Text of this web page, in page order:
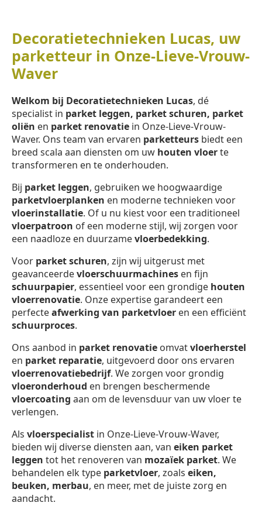
Decoratietechnieken Lucas, uw
parketteur in Onze-Lieve-Vrouw-
Waver
Welkom bij Decoratietechnieken Lucas, dé
specialist in parket leggen, parket schuren, parket
oliën en parket renovatie in Onze-Lieve-Vrouw-
Waver. Ons team van ervaren parketteurs biedt een
breed scala aan diensten om uw houten vloerte
transformeren en te onderhouden.
Bij parket leggen, gebruiken we hoogwaardige
parketvloerplanken en moderne technieken voor
vloerinstallatie. Of u nu kiest voor een traditioneel
vloerpatroon of een moderne stijl, wij zorgen voor
een naadloze en duurzamevloerbedekking.
Voor parket schuren, zijn wij uitgerust met
geavanceerdevloerschuurmachines en fijn
schuurpapier, essentieel voor een grondige houten
vloerrenovatie. Onze expertise garandeert een
perfecteafwerking van parketvloer en een efficiënt
schuurproces.
Ons aanbod in parket renovatie omvatvloerherstel
en parket reparatie, uitgevoerd door ons ervaren
vloerrenovatiebedrijf. We zorgen voor grondig
vloeronderhoud en brengen beschermende
vloercoating aan om de levensduur van uw vloer te
verlengen.
Als vloerspecialist in Onze-Lieve-Vrouw-Waver,
bieden wij diverse diensten aan, van eiken parket
leggen tot het renoveren van mozaïek parket. We
behandelen elk type parketvloer, zoals eiken,
beuken, merbau, en meer, met de juiste zorg en
aandacht.